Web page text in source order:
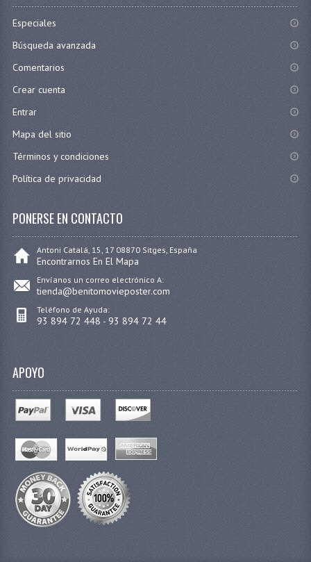
Especiales
Búsqueda avanzada
Comentarios
Crear cuenta
Entrar
Mapa del sitio
Términos y condiciones
Política de privacidad
PONERSE EN CONTACTO
Antoni Catalá, 15, 17 08870 Sitges, España
Encontrarnos En El Mapa
Envíanos un correo electrónico A:
tienda@benitomovieposter.com
Teléfono de Ayuda:
93 894 72 448 - 93 894 72 44
APOYO